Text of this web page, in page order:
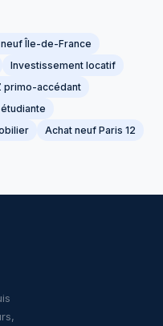
Île-de-France
Investissement locatif
primo-accédant
Achat neuf Paris 12